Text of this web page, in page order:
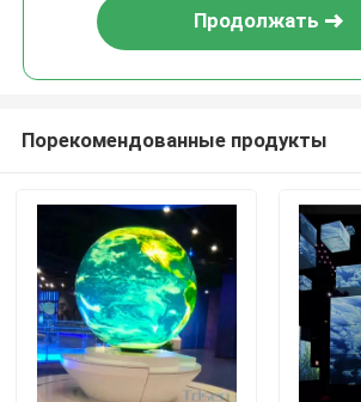
Дом
Продолжать
Порекомендованные продукты